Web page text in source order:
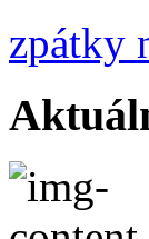
zpátky